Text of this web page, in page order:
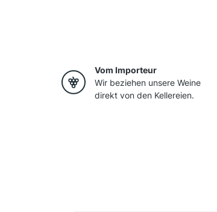
Vom Importeur
Wir beziehen unsere Weine
direkt von den Kellereien.